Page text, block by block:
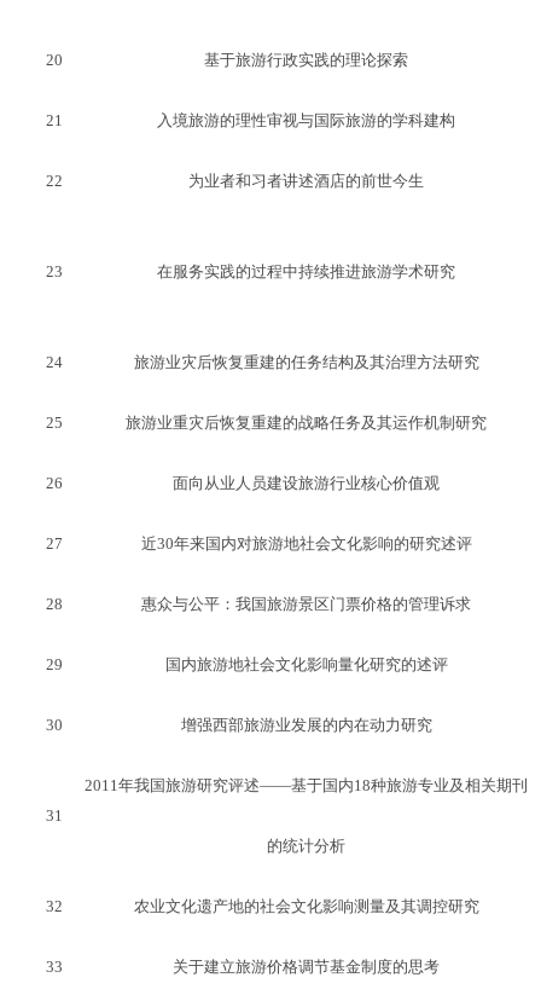
20 基于旅游行政实践的理论探索
21 入境旅游的理性审视与国际旅游的学科建构
22 为业者和习者讲述酒店的前世今生
23 在服务实践的过程中持续推进旅游学术研究
24 旅游业灾后恢复重建的任务结构及其治理方法研究
25 旅游业重灾后恢复重建的战略任务及其运作机制研究
26 面向从业人员建设旅游行业核心价值观
27 近30年来国内对旅游地社会文化影响的研究述评
28 惠众与公平：我国旅游景区门票价格的管理诉求
29 国内旅游地社会文化影响量化研究的述评
30 增强西部旅游业发展的内在动力研究
31
2011年我国旅游研究评述——基于国内18种旅游专业及相关期刊
的统计分析
32 农业文化遗产地的社会文化影响测量及其调控研究
33 关于建立旅游价格调节基金制度的思考